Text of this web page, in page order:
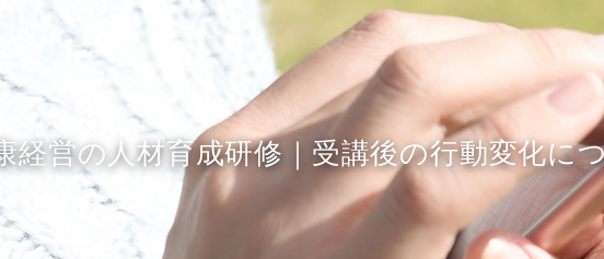
経営の人材育成研修｜受講後の行動変化に